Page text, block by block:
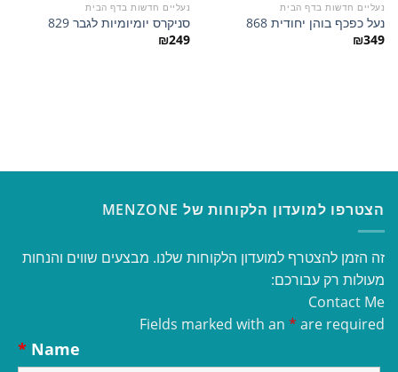
נעליים חדשות בדף הבית
נעל כפכף בוהן יחודית 868
₪349
נעליים חדשות בדף הבית
סניקרס יומיומיות לגבר 829
₪249
הצטרפו למועדון הלקוחות של MENZONE
זה הזמן להצטרף למועדון הלקוחות שלנו. מבצעים שווים והנחות
מעולות רק עבורכם:
Contact Me
Fields marked with an * are required
Name
*